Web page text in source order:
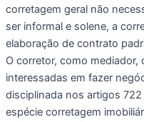
corretagem geral não
ser informal e solene, a
elaboração de contrato
O corretor, como mediador,
interessadas em fazer
disciplinada nos artigos
espécie corretagem